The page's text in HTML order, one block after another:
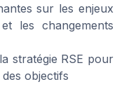
sur les enjeux
les changements
stratégie RSE pour
objectifs